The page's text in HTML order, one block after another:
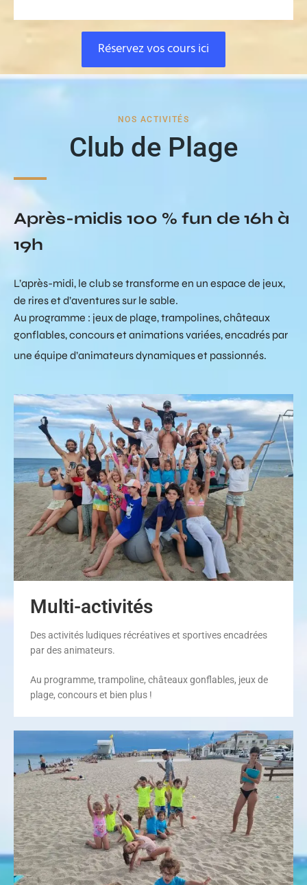
Réservez vos cours ici
NOS ACTIVITÉS
Club de Plage
Après-midis 100 % fun de 16h à
19h
L’après-midi, le club se transforme en un espace de jeux,
de rires et d’aventures sur le sable.
Au programme : jeux de plage, trampolines, châteaux
gonflables, concours et animations variées, encadrés par
une équipe d’animateurs dynamiques et passionnés.
Multi-activités
Des activités ludiques récréatives et sportives encadrées
par des animateurs.
Au programme, trampoline, châteaux gonflables, jeux de
plage, concours et bien plus !